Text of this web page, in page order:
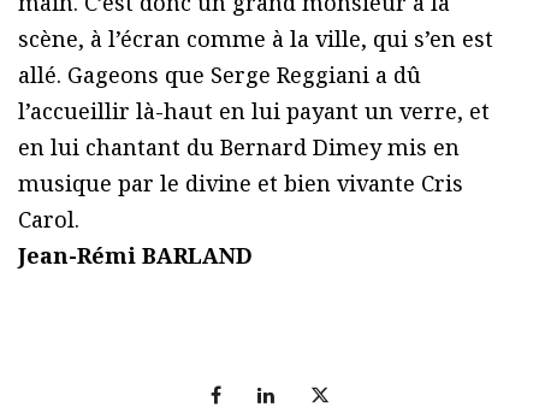
scène, à l’écran comme à la ville, qui s’en est
allé. Gageons que Serge Reggiani a dû
l’accueillir là-haut en lui payant un verre, et
en lui chantant du Bernard Dimey mis en
musique par le divine et bien vivante Cris
Carol.
Jean-Rémi BARLAND